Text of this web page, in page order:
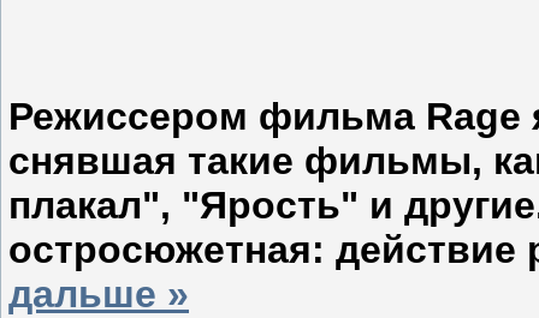
Режиссером фильма Rage
снявшая такие фильмы,
плакал", "Ярость" и
остросюжетная: действие
дальше »